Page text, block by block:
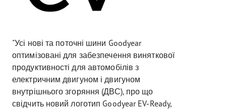
"Усі нові та поточні шини Goodyear
оптимізовані для забезпечення виняткової
продуктивності для автомобілів з
електричним двигуном і двигуном
внутрішнього згоряння (ДВС), про що
свідчить новий логотип Goodyear EV-Ready,